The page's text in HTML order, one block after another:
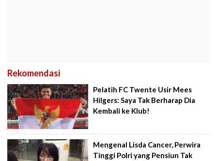
Rekomendasi
Pelatih FC Twente Usir Mees
Hilgers: Saya Tak Berharap Dia
Kembali ke Klub!
Mengenal Lisda Cancer, Perwira
Tinggi Polri yang Pensiun Tak